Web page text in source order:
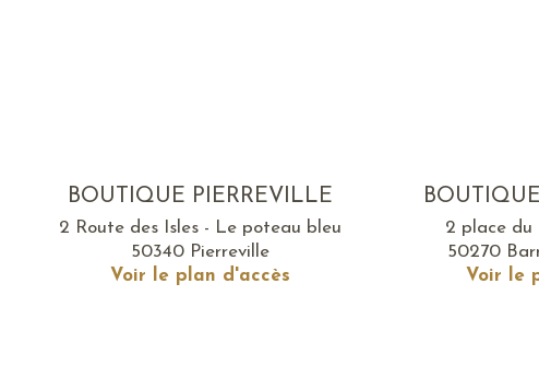
BOUTIQUE PIERREVILLE
2 Route des Isles - Le poteau bleu
50340 Pierreville
Voir le plan d'accès
2 place du
50270
Voir le